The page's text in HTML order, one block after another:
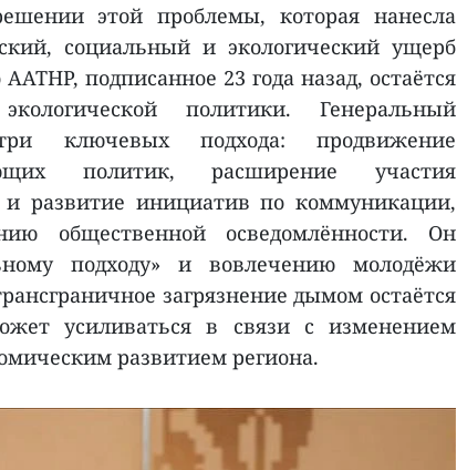
этой проблемы, которая нанесла
социальный и экологический ущерб
подписанное 23 года назад, остаётся
политики. Генеральный
ключевых подхода: продвижение
политик, расширение участия
и развитие инициатив по коммуникации,
общественной осведомлённости. Он
подходу» и вовлечению молодёжи
загрязнение дымом остаётся
усиливаться в связи с изменением
развитием региона.